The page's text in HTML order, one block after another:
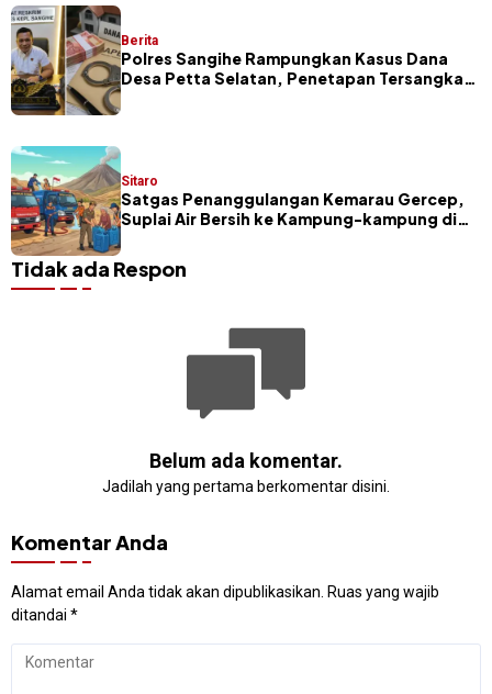
Berita
Polres Sangihe Rampungkan Kasus Dana
Desa Petta Selatan, Penetapan Tersangka
Sitaro
Satgas Penanggulangan Kemarau Gercep,
Suplai Air Bersih ke Kampung-kampung di
Tidak ada Respon
Belum ada komentar.
Jadilah yang pertama berkomentar disini.
Komentar Anda
Alamat email Anda tidak akan dipublikasikan. Ruas yang wajib
ditandai *